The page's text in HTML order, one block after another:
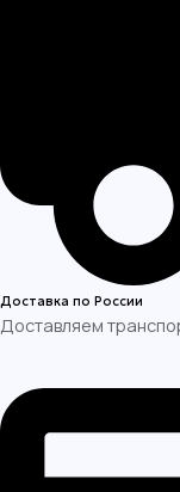
Доставка по России
Доставляем